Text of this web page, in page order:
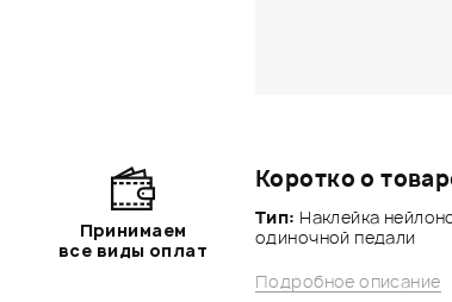
Коротко о
Тип: Наклейка
одиночной педали
Подробное описание
Принимаем
все виды оплат